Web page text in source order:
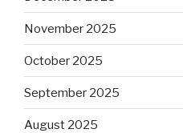
November 2025
October 2025
September 2025
August 2025